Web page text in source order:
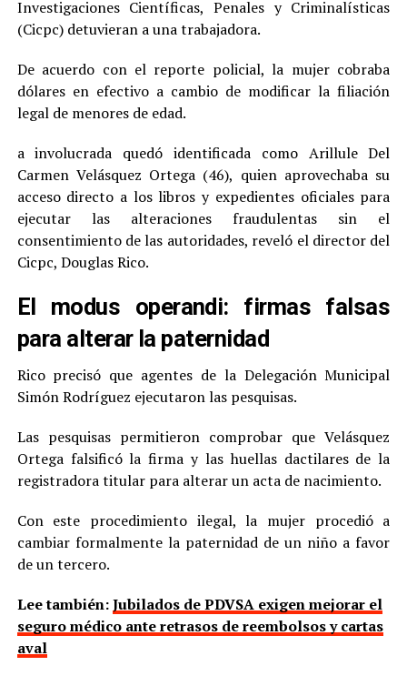
Investigaciones Científicas, Penales y Criminalísticas
(Cicpc) detuvieran a una trabajadora.
De acuerdo con el reporte policial, la mujer cobraba
dólares en efectivo a cambio de modificar la filiación
legal de menores de edad.
a involucrada quedó identificada como Arillule Del
Carmen Velásquez Ortega (46), quien aprovechaba su
acceso directo a los libros y expedientes oficiales para
ejecutar las alteraciones fraudulentas sin el
consentimiento de las autoridades, reveló el director del
Cicpc, Douglas Rico.
El modus operandi: firmas falsas
para alterar la paternidad
Rico precisó que agentes de la Delegación Municipal
Simón Rodríguez ejecutaron las pesquisas.
Las pesquisas permitieron comprobar que Velásquez
Ortega falsificó la firma y las huellas dactilares de la
registradora titular para alterar un acta de nacimiento.
Con este procedimiento ilegal, la mujer procedió a
cambiar formalmente la paternidad de un niño a favor
de un tercero.
Lee también:Jubilados de PDVSA exigen mejorar el
seguro médico ante retrasos de reembolsos y cartas
aval